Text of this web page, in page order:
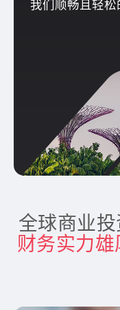
我们顺畅且轻
全球商业
财务实力雄